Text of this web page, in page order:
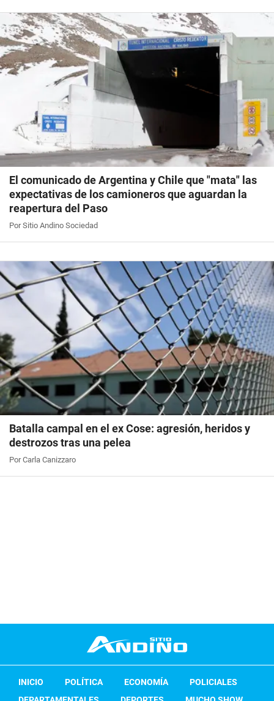
El comunicado de Argentina y Chile que "mata" las
expectativas de los camioneros que aguardan la
reapertura del Paso
Por Sitio Andino Sociedad
Batalla campal en el ex Cose: agresión, heridos y
destrozos tras una pelea
Por Carla Canizzaro
INICIO POLÍTICA ECONOMÍA
POLICIALES